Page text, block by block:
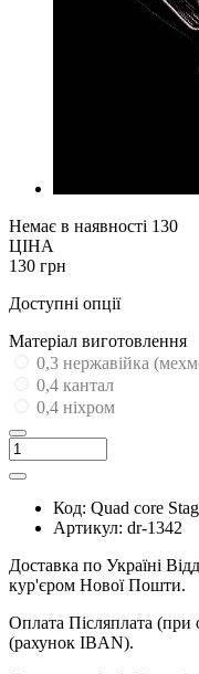
Немає в наявності 130
ЦІНА
130 грн
Доступні опції
Матеріал виготовлення
0,3 нержавійка
0,4 кантал
0,4 ніхром
Код: Quad core
Артикул: dr-1342
Доставка по Україні
кур'єром Нової Пошти.
Оплата Післяплата (при
(рахунок IBAN).